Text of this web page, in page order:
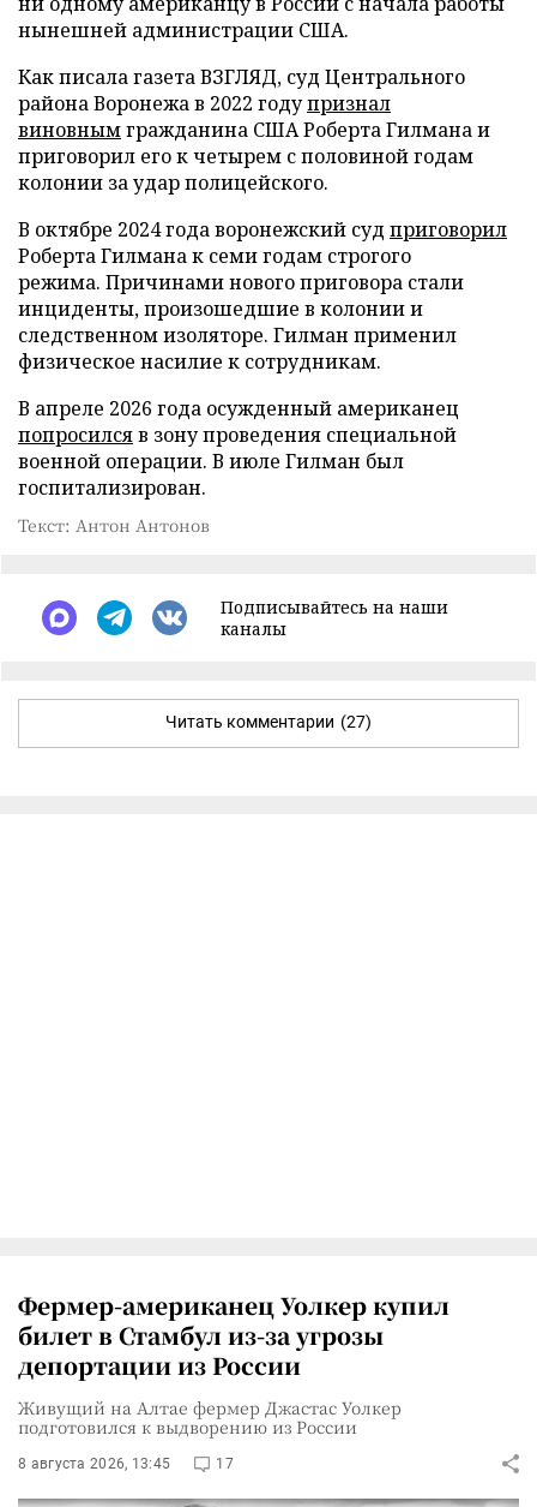
нынешней администрации США.
Как писала газета ВЗГЛЯД, суд Центрального
района Воронежа в 2022 годупризнал
виновнымгражданина США Роберта Гилмана и
приговорил его к четырем с половиной годам
колонии за удар полицейского.
В октябре 2024 года воронежский суд приговорил
Роберта Гилмана к семи годам строгого
режима. Причинами нового приговора стали
инциденты, произошедшие в колонии и
следственном изоляторе. Гилман применил
физическое насилие к сотрудникам.
В апреле 2026 года осужденный американец
попросилсяв зону проведения специальной
военной операции. В июле Гилман был
госпитализирован.
Текст: Антон Антонов
Подписывайтесь на наши
каналы
Читать комментарии (27)
Фермер-американец Уолкер купил
билет в Стамбул из-за угрозы
депортации из России
Живущий на Алтае фермер Джастас Уолкер
подготовился к выдворению из России
8 августа 2026, 13:45 17